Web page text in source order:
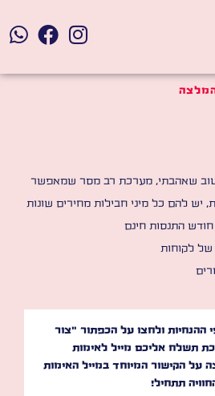
שאהבתי, מערכת רב מסר שמאפשר
יש להם כל מיני חבילות מחירים שונות
התנסות חינם
ההנחיות ולחצו על הכפתור "צור
תשלח אליכם מייל לאימות
הקישור המיוחד במייל האימות
תתחיל!